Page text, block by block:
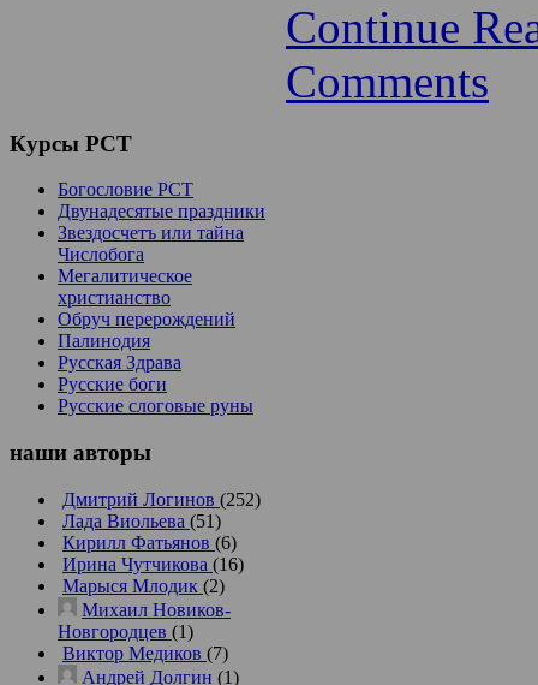
Continue
Comments
Курсы РСТ
Богословие РСТ
Двунадесятые праздники
Звездосчетъ или тайна
Числобога
Мегалитическое
христианство
Обруч перерождений
Палинодия
Русская Здрава
Русские боги
Русские слоговые руны
наши авторы
Дмитрий Логинов (252)
Лада Виольева (51)
Кирилл Фатьянов (6)
Ирина Чутчикова (16)
Марыся Млодик (2)
Михаил Новиков-
Новгородцев (1)
Виктор Медиков (7)
Андрей Долгин (1)